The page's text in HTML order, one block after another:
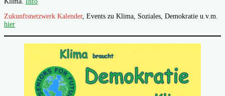
Zukunftsnetzwerk Kalender, Events zu Klima, Soziales, Demokratie u.v.m.
hier